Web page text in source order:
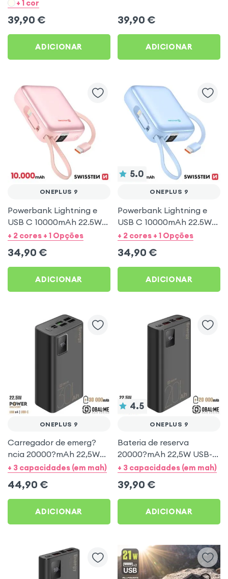
+ 1 cor
39,90 €
ADICIONAR
39,90 €
ADICIONAR
ONEPLUS 9
Powerbank Lightning e
USB C 10000mAh 22.5W
Rosa para OnePlus 9
+ 2 cores + 1 Opções
34,90 €
ADICIONAR
5.0
ONEPLUS 9
Powerbank Lightning e
USB C 10000mAh 22.5W
Azul para OnePlus 9
+ 2 cores + 1 Opções
34,90 €
ADICIONAR
ONEPLUS 9
Carregador de emerg?
ncia 20000?mAh 22,5W
USB-C + 4× USB –
+ 3 capacidades (em mah)
44,90 €
ADICIONAR
4.5
ONEPLUS 9
Bateria de reserva
20000?mAh 22,5W USB-C
+ 2× USB – Obal:Me para
+ 3 capacidades (em mah)
39,90 €
ADICIONAR